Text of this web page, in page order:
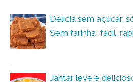
Delícia sem açúcar,
Sem farinha, fácil,
Jantar leve e